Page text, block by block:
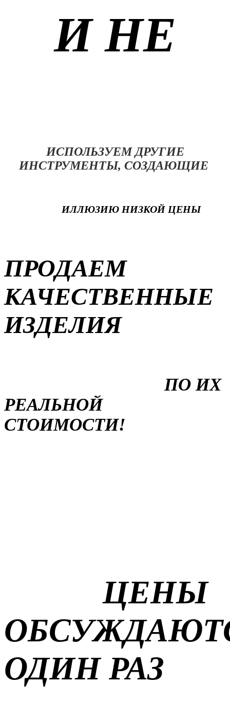
И НЕ
ИСПОЛЬЗУЕМ ДРУГИЕ
ИНСТРУМЕНТЫ, СОЗДАЮЩИЕ
ИЛЛЮЗИЮ НИЗКОЙ ЦЕНЫ
ПРОДАЕМ
КАЧЕСТВЕННЫЕ
ИЗДЕЛИЯ
ПО ИХ
РЕАЛЬНОЙ
СТОИМОСТИ!
ЦЕНЫ
ОДИН РАЗ